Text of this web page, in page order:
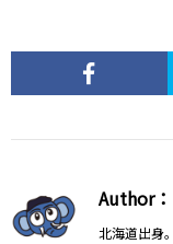
Author
北海道出身